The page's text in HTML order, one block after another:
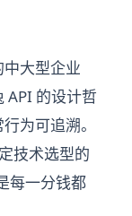
大型企业
的设计哲
为可追溯。
技术选型的
每一分钱都